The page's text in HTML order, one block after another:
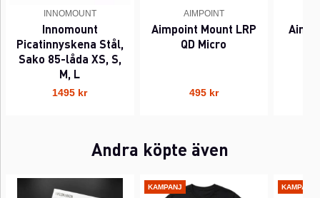
INNOMOUNT
Innomount
Picatinnyskena Stål,
Sako 85-låda XS, S,
M, L
1495 kr
AIMPOINT
Aimpoint Mount LRP
QD Micro
495 kr
Andra köpte även
KAMPANJ KAMPANJ